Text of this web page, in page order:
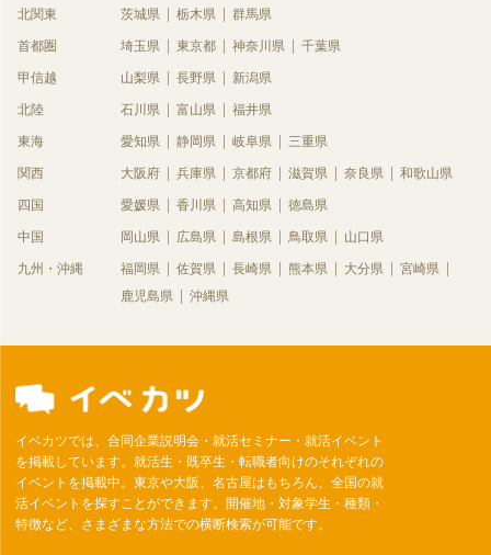
北関東
茨城県 栃木県 群馬県
首都圏 埼玉県 東京都 神奈川県 千葉県
甲信越 山梨県 長野県 新潟県
北陸 石川県 富山県 福井県
東海 愛知県 静岡県 岐阜県 三重県
関西 大阪府 兵庫県 京都府 滋賀県 奈良県 和歌山県
四国 愛媛県 香川県 高知県 徳島県
中国 岡山県 広島県 島根県 鳥取県 山口県
九州・沖縄 福岡県 佐賀県 長崎県 熊本県 大分県
宮崎県
鹿児島県
沖縄県
イベカツでは、合同企業説明会・就活セミナー・就活イベント
を掲載しています。就活生・既卒生・転職者向けのそれぞれの
イベントを掲載中。東京や大阪、名古屋はもちろん、全国の就
活イベントを探すことができます。開催地・対象学生・種類・
特徴など、さまざまな方法での横断検索が可能です。